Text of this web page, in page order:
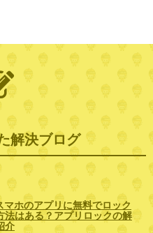
解決ブログ
ホのアプリに無料でロック
法はある？アプリロックの解
介